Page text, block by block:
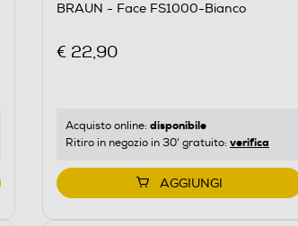
BRAUN - Face FS1000-Bianco
€ 22,90
Acquisto online: disponibile
Ritiro in negozio in 30' gratuito: verifica
AGGIUNGI